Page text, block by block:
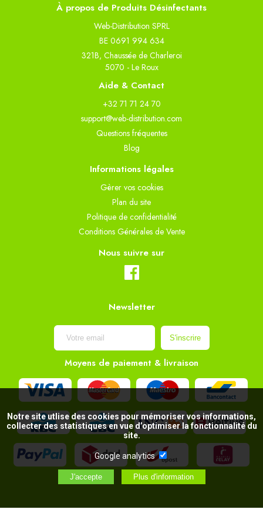
À propos de Produits Désinfectants
Web-Distribution SPRL
BE 0691 994 634
321B, Chaussée de Charleroi
5070 - Le Roux
Aide & Contact
+32 71 71 24 70
support@web-distribution.com
Questions fréquentes
Blog
Informations légales
Gèrer vos cookies
Plan du site
Politique de confidentialité
Conditions Générales de Vente
Nous suivre sur
Newsletter
Moyens de paiement & livraison
Notre site utlise des cookies pour mémoriser vos informations,
collecter des statistiques en vue d’optimiser la fonctionnalité du
site.
Google analytics